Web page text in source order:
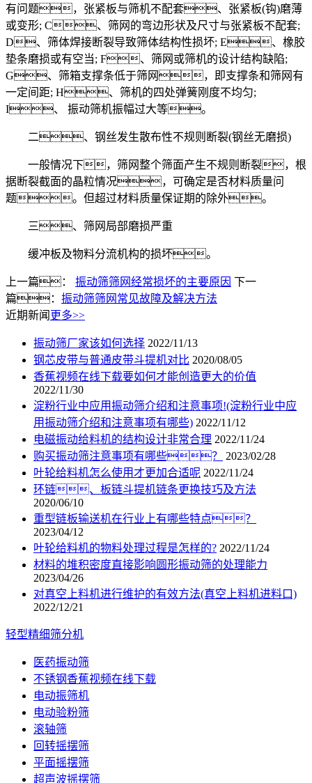
有问题，张紧板与筛机不配套、张紧板(钩)磨薄
或变形; C、筛网的弯边形状及尺寸与张紧板不配套;
D、筛体焊接断裂导致筛体结构性损坏; E、橡胶
垫条磨损或有空当; F、筛网或筛机的设计结构缺陷;
G、筛箱支撑条低于筛网，即支撑条和筛网有
一定间距; H、筛机的四处弹簧刚度不均匀;
I、 振动筛机振幅过大等。
二、钢丝发生散布性不规则断裂(钢丝无磨损)
一般情况下，筛网整个筛面产生不规则断裂，根
据断裂截面的晶粒情况，可确定是否材料质量问
题。但超过材料质量保证期的除外。
三、筛网局部磨损严重
缓冲板及物料分流机构的损坏。
上一篇： 振动筛筛网经常损坏的主要原因 下一
篇： 振动筛筛网常见故障及解决方法
近期新闻 更多>>
振动筛厂家该如何选择 2022/11/13
钢芯皮带与普通皮带斗提机对比 2020/08/05
香蕉视频在线下载要如何才能创造更大的价值
2022/11/30
淀粉行业中应用振动筛介绍和注意事项!(淀粉行业中应
用振动筛介绍和注意事项有哪些) 2022/11/12
电磁振动给料机的结构设计非常合理 2022/11/24
购买振动筛注意事项有哪些？
2023/02/28
叶轮给料机怎么使用才更加合适呢 2022/11/24
环链、板链斗提机链条更换技巧及方法
2020/06/10
重型链板输送机在行业上有哪些特点？
2023/04/12
叶轮给料机的物料处理过程是怎样的? 2022/11/24
材料的堆积密度直接影响圆形振动筛的处理能力
2023/04/26
对真空上料机进行维护的有效方法(真空上料机进料口)
2022/12/21
轻型精细筛分机
医药振动筛
不锈钢香蕉视频在线下载
电动振筛机
电动验粉筛
滚轴筛
回转摇摆筛
平面摇摆筛
超声波摇摆筛